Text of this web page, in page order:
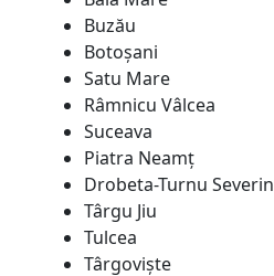
Buzău
Botoşani
Satu Mare
Râmnicu Vâlcea
Suceava
Piatra Neamţ
Drobeta-Turnu Severin
Târgu Jiu
Tulcea
Târgovişte